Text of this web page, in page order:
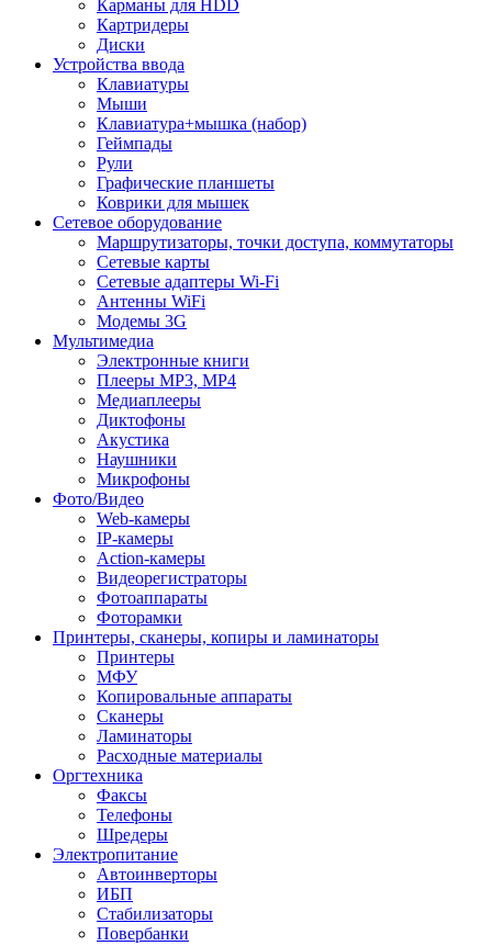
Карманы для HDD
Картридеры
Диски
Устройства ввода
Клавиатуры
Мыши
Клавиатура+мышка (набор)
Геймпады
Рули
Графические планшеты
Коврики для мышек
Сетевое оборудование
Маршрутизаторы, точки доступа, коммутаторы
Сетевые карты
Сетевые адаптеры Wi-Fi
Антенны WiFi
Модемы 3G
Мультимедиа
Электронные книги
Плееры MP3, MP4
Медиаплееры
Диктофоны
Акустика
Наушники
Микрофоны
Фото/Видео
Web-камеры
IP-камеры
Action-камеры
Видеорегистраторы
Фотоаппараты
Фоторамки
Принтеры, сканеры, копиры и ламинаторы
Принтеры
МФУ
Копировальные аппараты
Сканеры
Ламинаторы
Расходные материалы
Оргтехника
Факсы
Телефоны
Шредеры
Электропитание
Автоинверторы
ИБП
Стабилизаторы
Повербанки